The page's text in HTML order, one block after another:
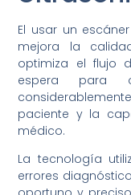
El usar un
mejora la
optimiza el flujo
espera para
paciente y la
médico.
La tecnología
errores